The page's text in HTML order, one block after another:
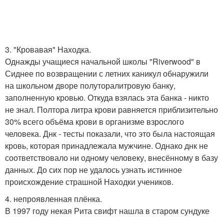
3. "Кровавая" Находка.
Однажды учащиеся начальной школы "Riverwood" в
Сиднее по возвращении с летних каникул обнаружили
на школьном дворе полуторалитровую банку,
заполненную кровью. Откуда взялась эта банка - никто
не знал. Полтора литра крови равняется приблизительно
30% всего объёма крови в организме взрослого
человека. Днк - тесты показали, что это была настоящая
кровь, которая принадлежала мужчине. Однако днк не
соответствовало ни одному человеку, внесённому в базу
данных. До сих пор не удалось узнать истинное
происхождение страшной Находки учеников.
4. непроявленная плёнка.
В 1997 году некая Рита свифт нашла в старом сундуке